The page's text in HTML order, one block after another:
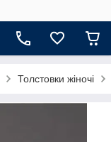
Толстовки жіночі